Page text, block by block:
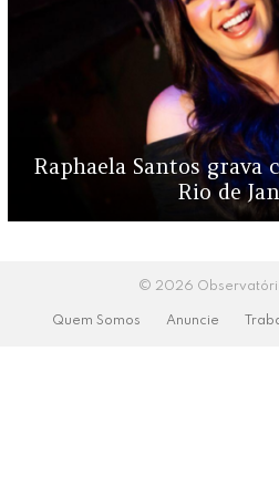
Raphaela Santos
Rio de
© 2026
Quem Somos Anuncie